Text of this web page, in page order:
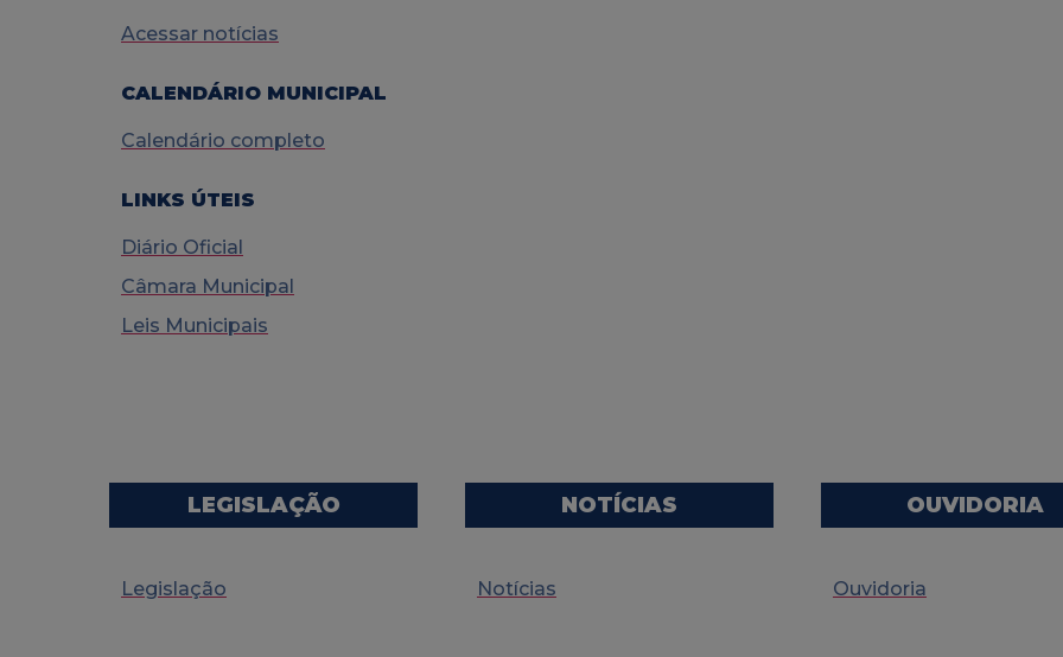
Acessar notícias
CALENDÁRIO MUNICIPAL
Calendário completo
LINKS ÚTEIS
Diário Oficial
Câmara Municipal
Leis Municipais
LEGISLAÇÃO
Legislação
NOTÍCIAS
Notícias
OUVIDORIA
Ouvidoria